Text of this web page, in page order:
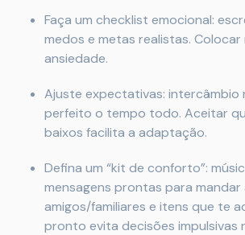
Faça um checklist emocional:
medos e metas realistas.
ansiedade.
Ajuste expectativas: intercâmbio
perfeito o tempo todo. Aceitar
baixos facilita a adaptação.
Defina um “kit de conforto”:
mensagens prontas para mandar
amigos/familiares e itens que te
pronto evita decisões impulsivas